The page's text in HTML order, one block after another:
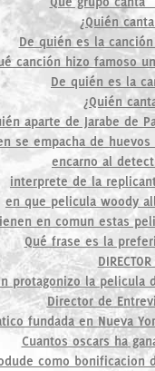
¿Quién
De quién es la
canción hizo famoso
De quién es la
¿Quién
aparte de Jarabe de
se empacha de
encarno al
interprete de la
en que pelicula woody
en comun estas
Qué frase es la
protagonizo la pelicula
Director de
fundada en Nueva
Cuantos oscars ha
como bonificacion